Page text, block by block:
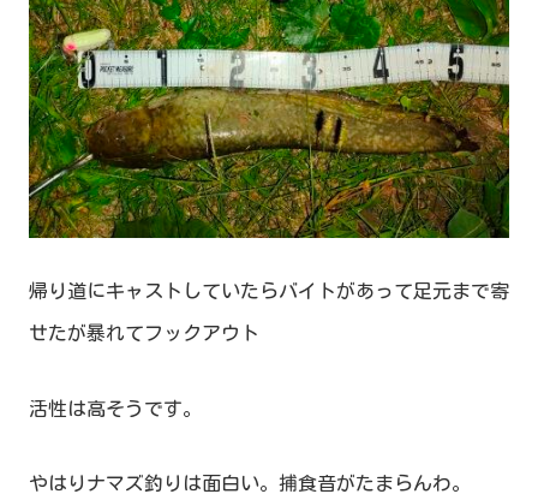
帰り道にキャストしていたらバイトがあって足元まで寄
せたが暴れてフックアウト
活性は高そうです。
やはりナマズ釣りは面白い。捕食音がたまらんわ。